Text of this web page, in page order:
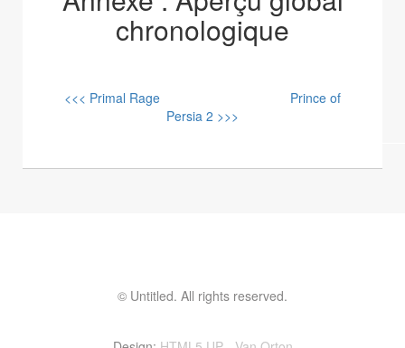
chronologique
<<< Primal Rage
Prince of
Persia 2 >>>
© Untitled. All rights reserved.